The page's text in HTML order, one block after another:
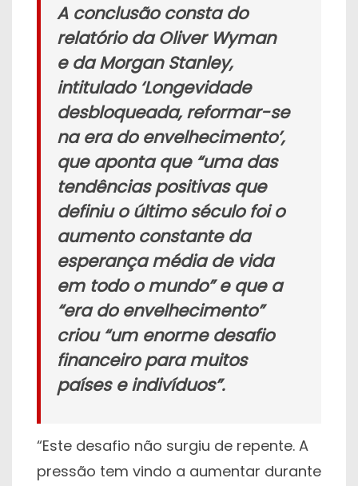
A conclusão consta do
relatório da Oliver Wyman
e da Morgan Stanley,
intitulado ‘Longevidade
desbloqueada, reformar-se
na era do envelhecimento’,
que aponta que “uma das
tendências positivas que
definiu o último século foi o
aumento constante da
esperança média de vida
em todo o mundo” e que a
“era do envelhecimento”
criou “um enorme desafio
financeiro para muitos
países e indivíduos”.
“Este desafio não surgiu de repente. A
pressão tem vindo a aumentar durante